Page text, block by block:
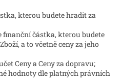
kterou budete hradit za
finanční částka, kterou budete
a to včetně ceny za jeho
Ceny a Ceny za dopravu;
hodnoty dle platných právních